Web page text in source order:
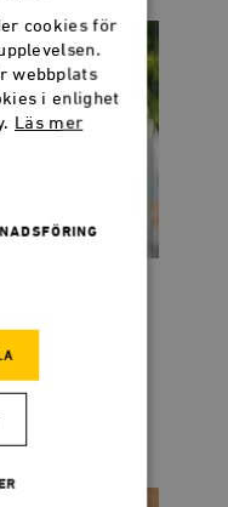
återstår
cookies för
webbplats
i enlighet
Läs mer